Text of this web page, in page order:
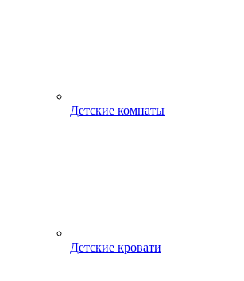
Детские комнаты
Детские кровати